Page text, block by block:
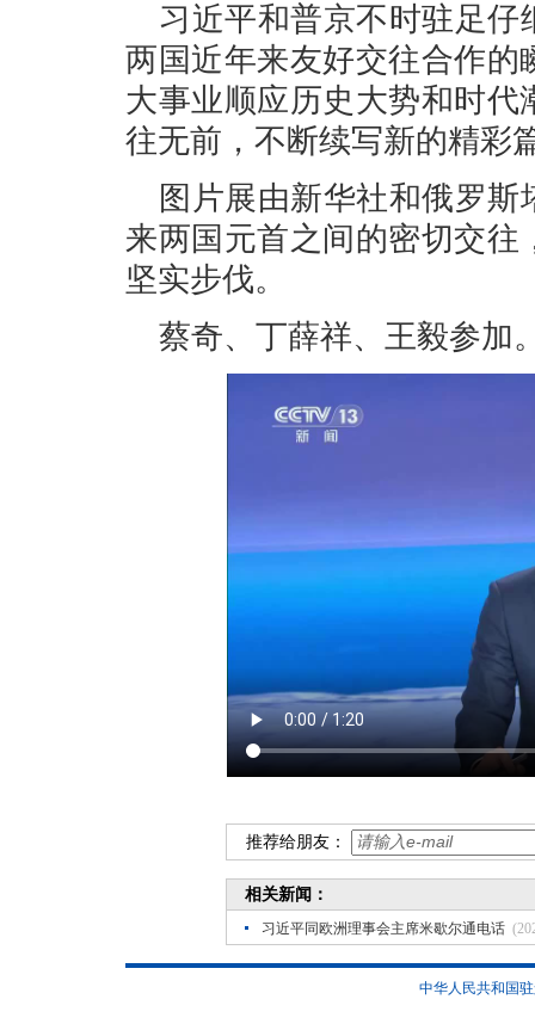
习近平和普京不时驻足
两国近年来友好交往合作
大事业顺应历史大势和时
往无前，不断续写新的精彩
图片展由新华社和俄罗
来两国元首之间的密切交
坚实步伐。
蔡奇、丁薛祥、王毅参加
推荐给朋友：
相关新闻：
习近平同欧洲理事会主席米歇尔通电话
中华人民共和国